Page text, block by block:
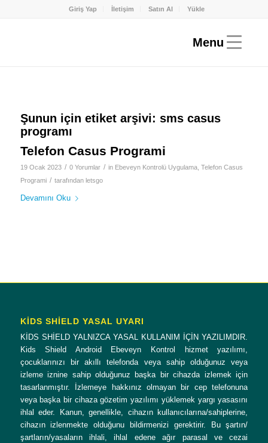
Giriş Yap İletişim Satın Al Yükle
Şunun için etiket arşivi: sms casus
programı
Telefon Casus Programi
19 Ocak 2023 / 0 Yorumlar / in Ebeveyn Kontrolü Uygulama, Telefon Casus
Programi / tarafından letsgo
Devamını Oku
KİDS SHİELD YASAL UYARI
KİDS SHİELD YALNIZCA YASAL KULLANIM İÇİN YAZILIMDIR.
Kids Shield Android Ebeveyn Kontrol hizmet yazılımı,
çocuklarınızı bir akıllı telefonda veya sahip olduğunuz veya
izleme iznine sahip olduğunuz başka bir cihazda izlemek için
tasarlanmıştır. İzlemeye hakkınız olmayan bir cep telefonuna
veya başka bir cihaza gözetim yazılımı yüklemek yargı yasasını
ihlal eder. Kanun, genellikle, cihazın kullanıcılarına/sahiplerine,
cihazın izlenmekte olduğunu bildirmenizi gerektirir. Bu şartın/
şartların/yasaların ihlali, ihlal edene ağır parasal ve cezai